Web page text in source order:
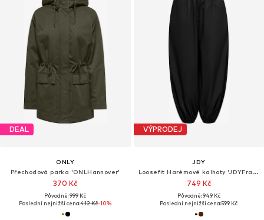
DEAL
ONLY
Přechodová parka 'ONLHannover'
370 Kč
Původně: 999 Kč
Poslední nejnižší cena:412 Kč-10%
VÝPRODEJ
JDY
Loosefit Harémové kalhoty 'JDYFrankie'
749 Kč
Původně: 949 Kč
Poslední nejnižší cena:599 Kč